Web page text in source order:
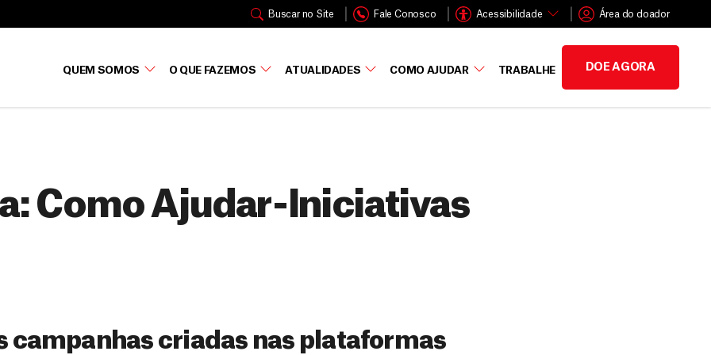
Buscar no Site Fale Conosco Acessibilidade Área do doador
QUEM SOMOS O QUE FAZEMOS ATUALIDADES COMO AJUDAR TRABALHE DOE AGORA
Como Ajudar-Iniciativas
campanhas criadas nas plataformas